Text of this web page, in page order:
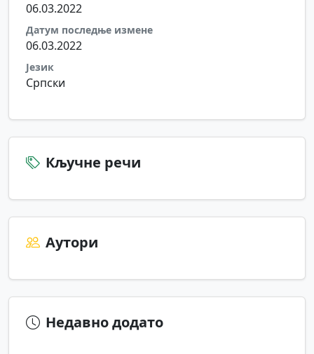
06.03.2022
Датум последње измене
06.03.2022
Језик
Српски
Кључне речи
Аутори
Недавно додато